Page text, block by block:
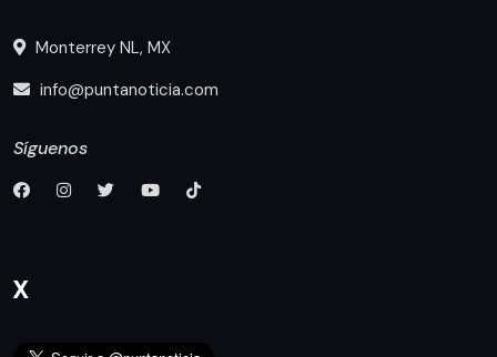
Monterrey NL, MX
info@puntanoticia.com
Síguenos
X